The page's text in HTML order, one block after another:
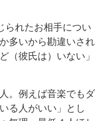
られたお相手につい
多いから勘違いされ
（彼氏は）いない」
。例えば音楽でもダ
る人がいい」とし